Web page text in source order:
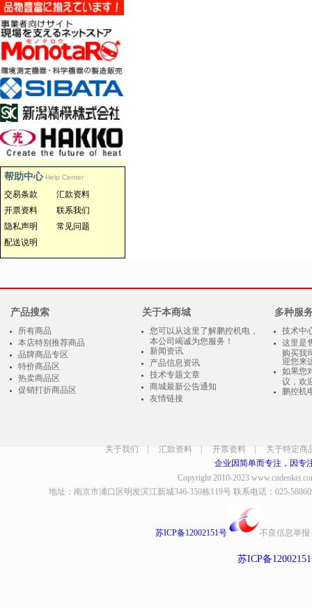
帮助中心 Help Center
交易条款
汇款资料
开票资料
联系我们
隐私声明
常见问题
配送说明
产品搜索
所有商品
本店特别推荐商品
品牌商品专区
特价商品区
热卖商品区
促销打折商品区
关于本商城
您可以从这里了解鹏控机电，
本公司竭诚为您服务！
新闻资讯
产品信息资讯
技术专题文章
商城最新公告通知
友情链接
多种服
技术中
这里是
购买我
迎您来
如果您
议，欢
鹏控机
关于我们 汇款资料 开票资料
关于特定商
企业因简单而专注，因专
Copyright 2010-2023
地址：南京市浦口区明发滨江新城346-350栋119号 联系电话：025-
苏ICP备12002151号 不良信息举报
苏ICP备